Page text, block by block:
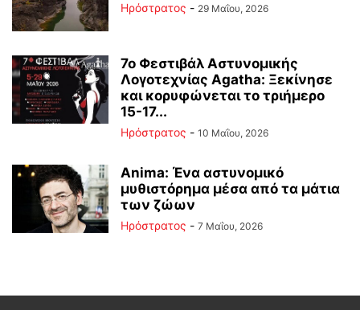
Ηρόστρατος - 29 Μαΐου, 2026
7ο Φεστιβάλ Αστυνομικής
Λογοτεχνίας Agatha: Ξεκίνησε
και κορυφώνεται το τριήμερο
15-17...
Ηρόστρατος - 10 Μαΐου, 2026
Anima: Ένα αστυνομικό
μυθιστόρημα μέσα από τα μάτια
των ζώων
Ηρόστρατος - 7 Μαΐου, 2026